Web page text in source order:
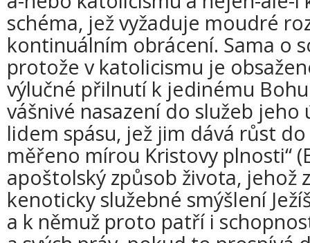
schéma, jež vyžaduje moudré
kontinuálním obrácení. Sama o
protože v katolicismu je
výlučné přilnutí k jedinému
vášnivé nasazení do služeb
lidem spásu, jež jim dává růst
měřeno mírou Kristovy plnosti“
apoštolský způsob života, jehož
kenoticky služebné smýšlení
a k němuž proto patří i